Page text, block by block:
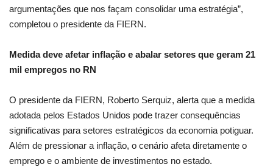
argumentações que nos façam consolidar uma estratégia”,
completou o presidente da FIERN.
Medida deve afetar inflação e abalar setores que geram 21
mil empregos no RN
O presidente da FIERN, Roberto Serquiz, alerta que a medida
adotada pelos Estados Unidos pode trazer consequências
significativas para setores estratégicos da economia potiguar.
Além de pressionar a inflação, o cenário afeta diretamente o
emprego e o ambiente de investimentos no estado.